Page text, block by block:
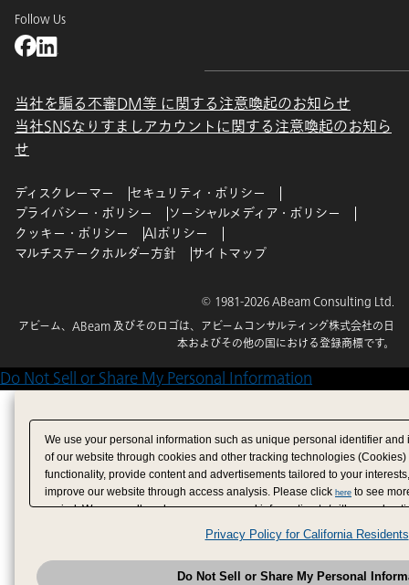
Follow Us
当社を騙る不審DM等 に関する注意喚起のお知らせ
当社SNSなりすましアカウントに関する注意喚起のお知ら
せ
ディスクレーマー
セキュリティ・ポリシー
プライバシー・ポリシー
ソーシャルメディア・ポリシー
クッキー・ポリシー
AIポリシー
マルチステークホルダー方針
サイトマップ
© 1981-2026 ABeam Consulting Ltd.
アビーム、ABeam 及びそのロゴは、アビームコンサルティング株式会社の日
本およびその他の国における登録商標です。
Do Not Sell or Share My Personal Information
We use your personal information such as unique personal identifier
of our website through cookies and other tracking technologies
functionality, provide content and advertisements tailored to your
improve our website through access analysis. Please click here to see
period. We may sell or share your personal information to/with our
analytics service partners. These partners may combine the data shared
have provided to them or that they have collected from your use of their
analyze and optimize advertisements delivered to you by businesses
have the right to opt out of sale or share of your personal information by
Privacy Policy for California Residents
Do Not Sell or Share My Personal